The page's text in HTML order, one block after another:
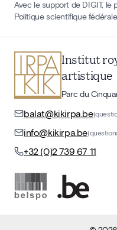
Avec le support de DIGIT, le
Politique scientifique
Institut
artistique
Parc du
balat@kikirpa.be
info@kikirpa.be
+32 (0)2 739 67 11